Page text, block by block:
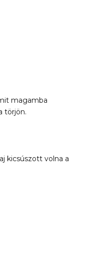
magamba
törjön.
kicsúszott volna a